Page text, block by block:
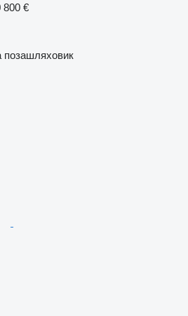
800 €
позашляховик